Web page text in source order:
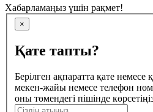
Хабарламаңыз үшін рақмет!
×
Қате тапты?
Берілген ақпаратта қате немесе
мекен-жайы немесе телефон
оны төмендегі пішінде